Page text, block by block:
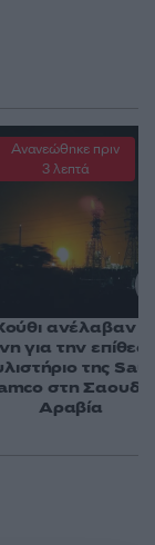
Ανανεώθηκε πριν
3 λεπτά
ανέλαβαν
για την
της
στη
Αραβία